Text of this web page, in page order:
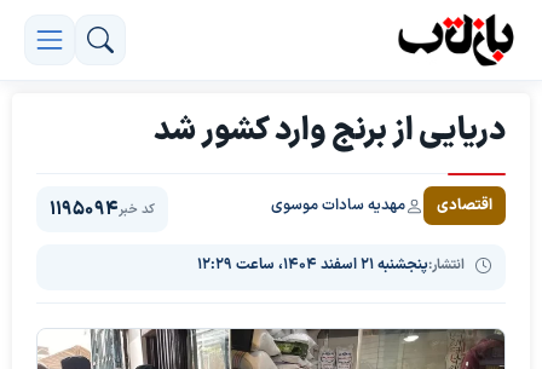
دریایی از برنج وارد کشور شد
اقتصادی مهدیه سادات موسوی
انتشار:پنجشنبه ۲۱ اسفند ۱۴۰۴، ساعت ۱۲:۲۹
کد خبر1195094